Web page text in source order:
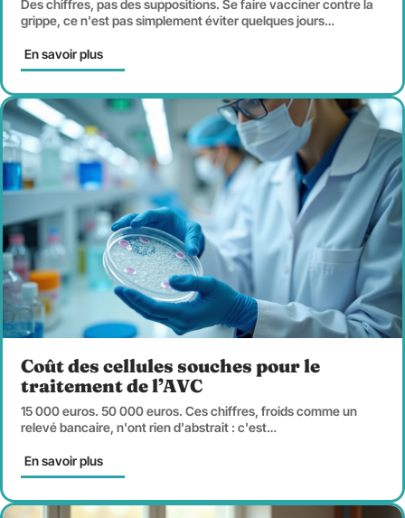
Des chiffres, pas des suppositions. Se faire vacciner contre la
grippe, ce n'est pas simplement éviter quelques jours…
En savoir plus
Coût des cellules souches pour le
traitement de l’AVC
15 000 euros. 50 000 euros. Ces chiffres, froids comme un
relevé bancaire, n'ont rien d'abstrait : c'est…
En savoir plus